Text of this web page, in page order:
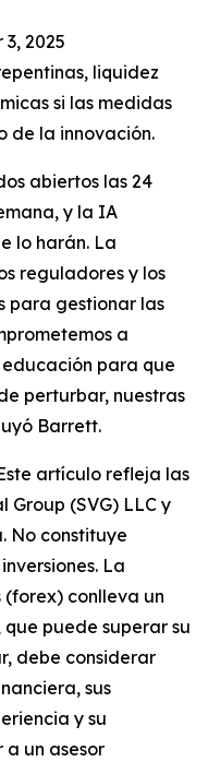
2025
liquidez
si las medidas
de la innovación.
abiertos las 24
y la IA
lo harán. La
reguladores y los
para gestionar las
a
para que
perturbar, nuestras
Barrett.
artículo refleja las
Group (SVG) LLC y
No constituye
La
(forex) conlleva un
puede superar su
debe considerar
sus
y su
un asesor